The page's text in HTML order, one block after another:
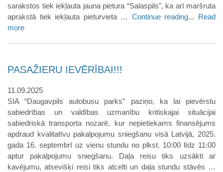
sarakstos tiek iekļauta jauna pietura “Salaspils”, ka arī maršruta
aprakstā tiek iekļauta pieturvieta … Continue reading... Read
more
PASAŽIERU IEVĒRĪBAI!!!
11.09.2025
SIA “Daugavpils autobusu parks” paziņo, ka lai pievērstu
sabiedrības un valdības uzmanību kritiskajai situācijai
sabiedriskā transporta nozarē, kur nepietiekams finansējums
apdraud kvalitatīvu pakalpojumu sniegšanu visā Latvijā, 2025.
gada 16. septembrī uz vienu stundu no plkst. 10:00 līdz 11:00
aptur pakalpojumu sniegšanu. Daļa reisu tiks uzsākti ar
kavējumu, atsevišķi reisi tiks atcelti un daļa stundu stāvēs …